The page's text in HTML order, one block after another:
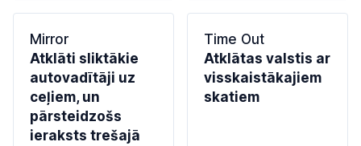
Mirror
Atklāti sliktākie
autovadītāji uz
ceļiem, un
pārsteidzošs
ieraksts trešajā
Time Out
Atklātas valstis ar
visskaistākajiem
skatiem